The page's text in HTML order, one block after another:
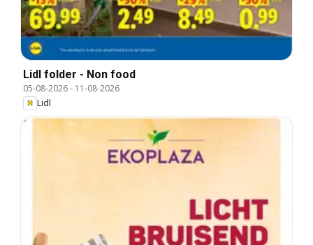
Lidl folder - Non food
05-08-2026- 11-08-2026
Lidl